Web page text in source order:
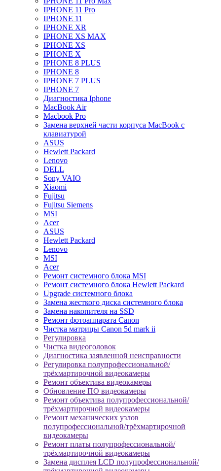
IPHONE 11 Pro
IPHONE 11
IPHONE XR
IPHONE XS MAX
IPHONE XS
IPHONE X
IPHONE 8 PLUS
IPHONE 8
IPHONE 7 PLUS
IPHONE 7
Диагностика Iphone
MacBook Air
Macbook Pro
Замена верхней части корпуса MacBook с
клавиатурой
ASUS
Hewlett Packard
Lenovo
DELL
Sony VAIO
Xiaomi
Fujitsu
Fujitsu Siemens
MSI
Acer
ASUS
Hewlett Packard
Lenovo
MSI
Acer
Ремонт системного блока MSI
Ремонт системного блока Hewlett Packard
Upgrade системного блока
Замена жесткого диска системного блока
Замена накопителя на SSD
Ремонт фотоаппарата Canon
Чистка матрицы Canon 5d mark ii
Регулировка
Чистка видеоголовок
Диагностика заявленной неисправности
Регулировка полупрофессиональной/
трёхмартирочной видеокамеры
Ремонт объектива видеокамеры
Обновление ПО видеокамеры
Ремонт объектива полупрофессиональной/
трёхмартирочной видеокамеры
Ремонт механических узлов
полупрофессиональной/трёхмартирочной
видеокамеры
Ремонт платы полупрофессиональной/
трёхмартирочной видеокамеры
Замена дисплея LCD полупрофессиональной/